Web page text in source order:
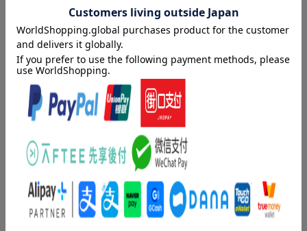
Round141 加速する男
投稿日：2010年11月28日
評価： 5
購入者さん
どっぷりはまってるコミック集め
先月に続いて第16巻から第20巻をまとめ買いしました。やはり好き
な作品は何度読んでもハマります。
購入者さん
(無題)